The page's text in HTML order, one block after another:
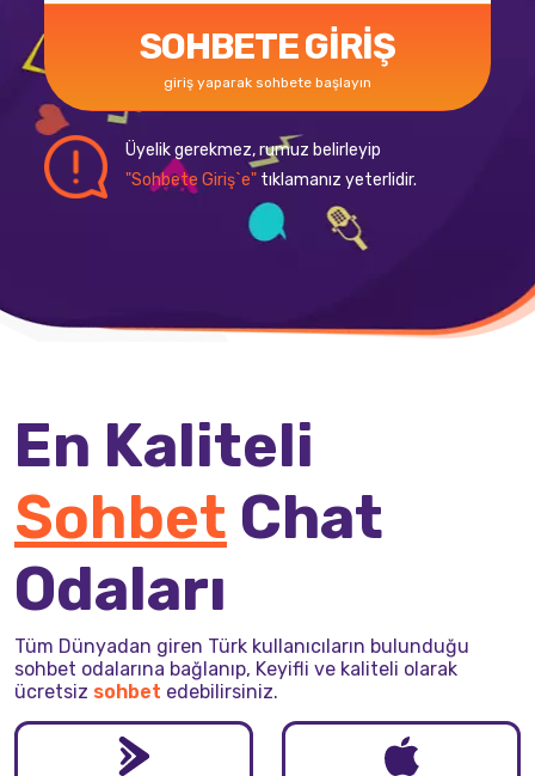
SOHBETE GİRİŞ
giriş yaparak sohbete başlayın
Üyelik gerekmez, rumuz belirleyip
"Sohbete Giriş`e" tıklamanız yeterlidir.
En Kaliteli
Sohbet Chat
Odaları
Tüm Dünyadan giren Türk kullanıcıların bulunduğu
sohbet odalarına bağlanıp, Keyifli ve kaliteli olarak
ücretsiz sohbet edebilirsiniz.